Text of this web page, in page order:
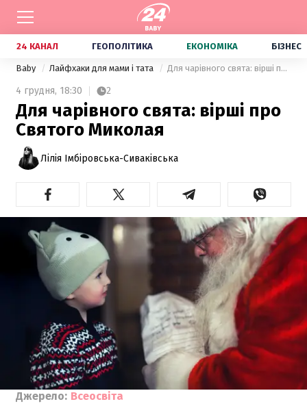
24 КАНАЛ ГЕОПОЛІТИКА ЕКОНОМІКА БІЗНЕС
Baby Лайфхаки для мами і тата Для чарівного свята: вірші про Святого Миколая
4 грудня, 18:30 2
Для чарівного свята: вірші про
Святого Миколая
Лілія Імбіровська-Сиваківська
Джерело: Всеосвіта